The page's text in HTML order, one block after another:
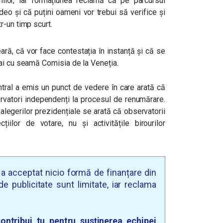
și că puțini oameni vor trebui să verifice și
un timp scurt.
că vor face contestația în instanță și că se
cu seamă Comisia de la Veneția.
a emis un punct de vedere în care arată că
independenți la procesul de renumărare.
prezidențiale se arată că observatorii
de votare, nu și activitățile birourilor
acceptat nicio formă de finanțare din
publicitate sunt limitate, iar reclama
tu pentru susținerea echipei